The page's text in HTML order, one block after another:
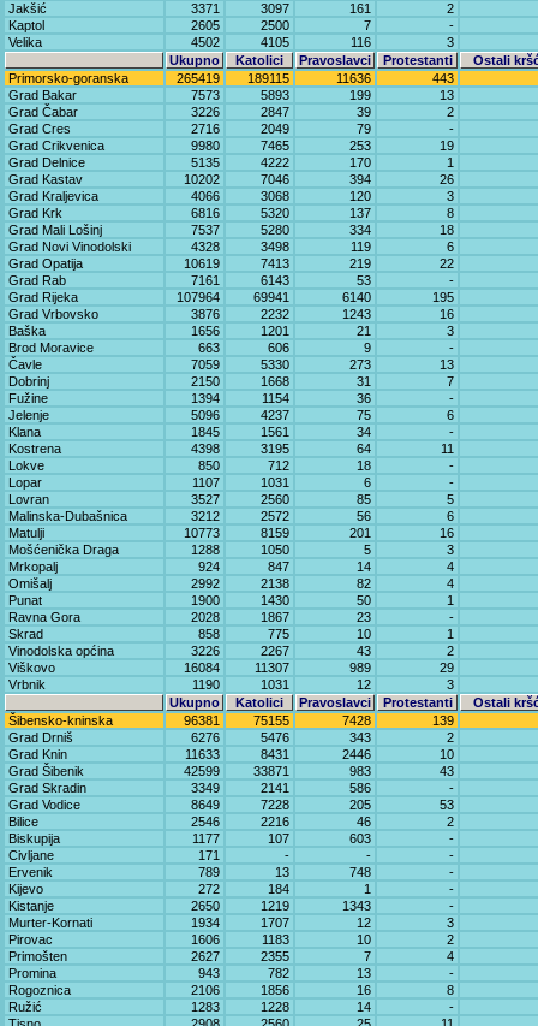
Jakšić
3371 3097 161
2
Kaptol
2605 2500 7
-
Velika
4502 4105 116
3
Ukupno
Katolici Pravoslavci Protestanti
Ostali
Primorsko-goranska
265419 189115 11636
443
Grad Bakar
7573 5893 199
13
Grad Čabar
3226 2847 39
2
Grad Cres
2716 2049 79
-
Grad Crikvenica
9980 7465 253
19
Grad Delnice
5135 4222 170
1
Grad Kastav
10202 7046 394
26
Grad Kraljevica
4066 3068 120
3
Grad Krk
6816 5320 137
8
Grad Mali Lošinj
7537 5280 334
18
Grad Novi Vinodolski
4328 3498 119
6
Grad Opatija
10619 7413 219
22
Grad Rab
7161 6143 53
-
Grad Rijeka
107964 69941 6140
195
Grad Vrbovsko
3876 2232 1243
16
Baška
1656 1201 21
3
Brod Moravice
663 606 9
-
Čavle
7059 5330 273
13
Dobrinj
2150 1668 31
7
Fužine
1394 1154 36
-
Jelenje
5096 4237 75
6
Klana
1845 1561 34
-
Kostrena
4398 3195 64
11
Lokve
850 712 18
-
Lopar
1107 1031 6
-
Lovran
3527 2560 85
5
Malinska-Dubašnica
3212 2572 56
6
Matulji
10773 8159 201
16
Mošćenička Draga
1288 1050 5
3
Mrkopalj
924 847 14
4
Omišalj
2992 2138 82
4
Punat
1900 1430 50
1
Ravna Gora
2028 1867 23
-
Skrad
858 775 10
1
Vinodolska općina
3226 2267 43
2
Viškovo
16084 11307 989
29
Vrbnik
1190 1031 12
3
Ukupno
Katolici Pravoslavci Protestanti
Ostali
Šibensko-kninska
96381 75155 7428
139
Grad Drniš
6276 5476 343
2
Grad Knin
11633 8431 2446
10
Grad Šibenik
42599 33871 983
43
Grad Skradin
3349 2141 586
-
Grad Vodice
8649 7228 205
53
Bilice
2546 2216 46
2
Biskupija
1177 107 603
-
Civljane
171 - -
-
Ervenik
789 13 748
-
Kijevo
272 184 1
-
Kistanje
2650 1219 1343
-
Murter-Kornati
1934 1707 12
3
Pirovac
1606 1183 10
2
Primošten
2627 2355 7
4
Promina
943 782 13
-
Rogoznica
2106 1856 16
8
Ružić
1283 1228 14
-